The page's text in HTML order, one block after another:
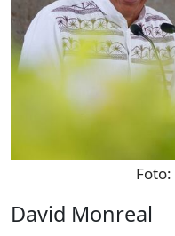
Foto:
David Monreal